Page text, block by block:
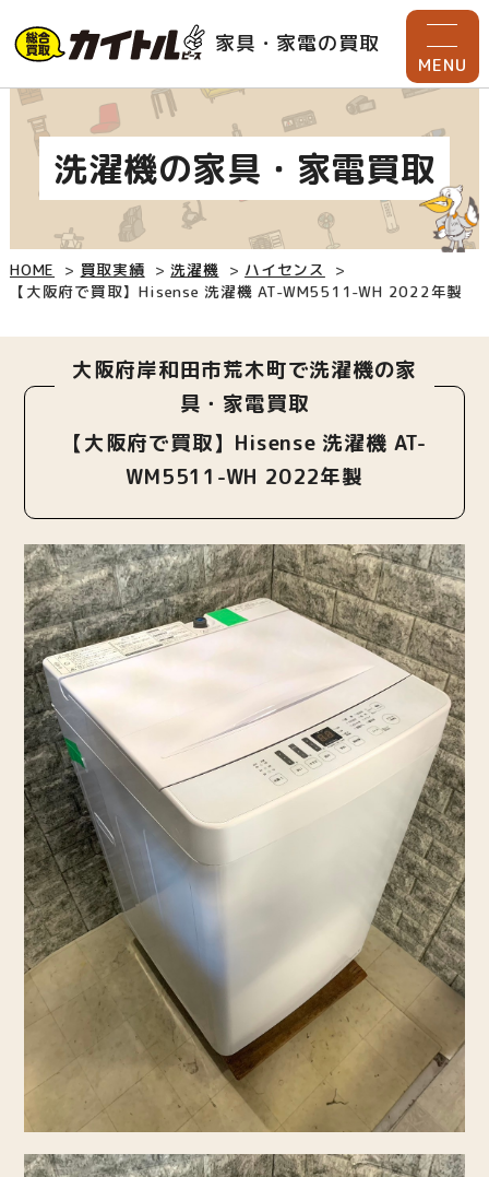
家具・家電の買取
MENU
洗濯機の家具・家電買取
HOME 買取実績 洗濯機
ハイセンス
【大阪府で買取】Hisense 洗濯機 AT-WM5511-WH 2022年製
大阪府岸和田市荒木町で洗濯機の家
具・家電買取
【大阪府で買取】Hisense 洗濯機 AT-
WM5511-WH 2022年製